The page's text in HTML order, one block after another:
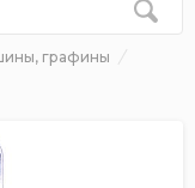
графины